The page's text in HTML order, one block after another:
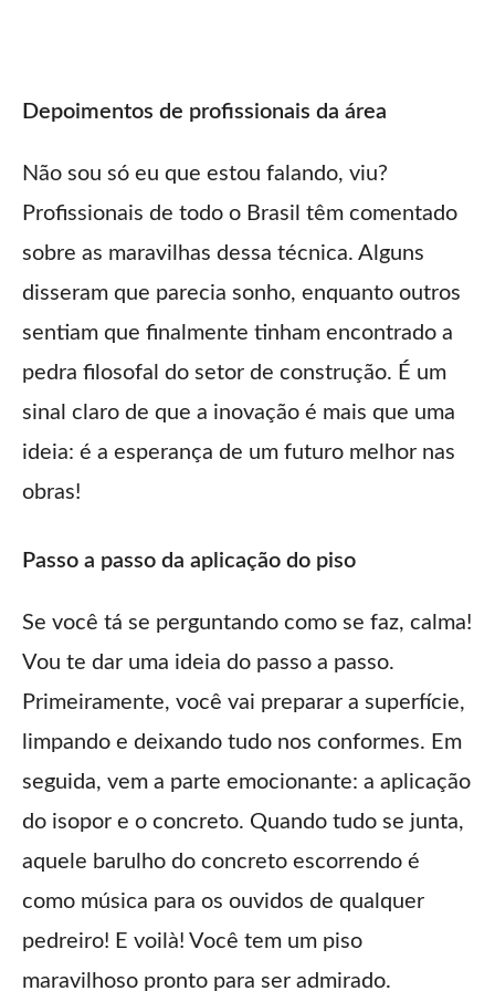
Depoimentos de profissionais da área
Não sou só eu que estou falando, viu?
Profissionais de todo o Brasil têm comentado
sobre as maravilhas dessa técnica. Alguns
disseram que parecia sonho, enquanto outros
sentiam que finalmente tinham encontrado a
pedra filosofal do setor de construção. É um
sinal claro de que a inovação é mais que uma
ideia: é a esperança de um futuro melhor nas
obras!
Passo a passo da aplicação do piso
Se você tá se perguntando como se faz, calma!
Vou te dar uma ideia do passo a passo.
Primeiramente, você vai preparar a superfície,
limpando e deixando tudo nos conformes. Em
seguida, vem a parte emocionante: a aplicação
do isopor e o concreto. Quando tudo se junta,
aquele barulho do concreto escorrendo é
como música para os ouvidos de qualquer
pedreiro! E voilà! Você tem um piso
maravilhoso pronto para ser admirado.